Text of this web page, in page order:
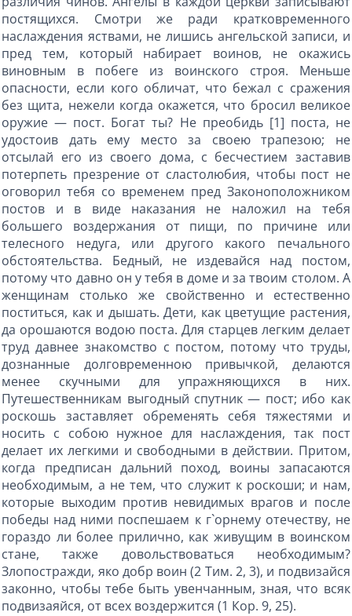
постящихся. Смотри же ради кратковременного
наслаждения яствами, не лишись ангельской записи, и
пред тем, который набирает воинов, не окажись
виновным в побеге из воинского строя. Меньше
опасности, если кого обличат, что бежал с сражения
без щита, нежели когда окажется, что бросил великое
оружие — пост. Богат ты? Не преобидь [1] поста, не
удостоив дать ему место за своею трапезою; не
отсылай его из своего дома, с бесчестием заставив
потерпеть презрение от сластолюбия, чтобы пост не
оговорил тебя со временем пред Законоположником
постов и в виде наказания не наложил на тебя
большего воздержания от пищи, по причине или
телесного недуга, или другого какого печального
обстоятельства. Бедный, не издевайся над постом,
потому что давно он у тебя в доме и за твоим столом. А
женщинам столько же свойственно и естественно
поститься, как и дышать. Дети, как цветущие растения,
да орошаются водою поста. Для старцев легким делает
труд давнее знакомство с постом, потому что труды,
дознанные долговременною привычкой, делаются
менее скучными для упражняющихся в них.
Путешественникам выгодный спутник — пост; ибо как
роскошь заставляет обременять себя тяжестями и
носить с собою нужное для наслаждения, так пост
делает их легкими и свободными в действии. Притом,
когда предписан дальний поход, воины запасаются
необходимым, а не тем, что служит к роскоши; и нам,
которые выходим против невидимых врагов и после
победы над ними поспешаем к г`орнему отечеству, не
гораздо ли более прилично, как живущим в воинском
стане, также довольствоваться необходимым?
Злопостражди, яко добр воин (2 Тим. 2, 3), и подвизайся
законно, чтобы тебе быть увенчанным, зная, что всяк
подвизаяйся, от всех воздержится (1 Кор. 9, 25).